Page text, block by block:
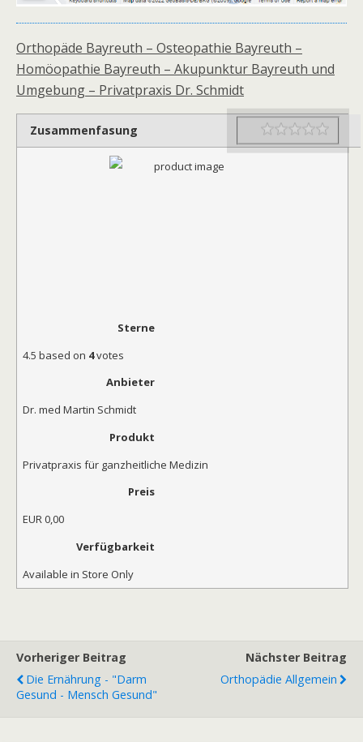
Orthopäde Bayreuth – Osteopathie Bayreuth –
Homöopathie Bayreuth – Akupunktur Bayreuth und
Umgebung – Privatpraxis Dr. Schmidt
Zusammenfasung Rating
Sterne
4.5 based on 4votes
Anbieter
Dr. med Martin Schmidt
Produkt
Privatpraxis für ganzheitliche Medizin
Preis
EUR0,00
Verfügbarkeit
Available in Store Only
Vorheriger Beitrag
Die Ernährung - "Darm
Gesund - Mensch Gesund"
Nächster Beitrag
Orthopädie Allgemein